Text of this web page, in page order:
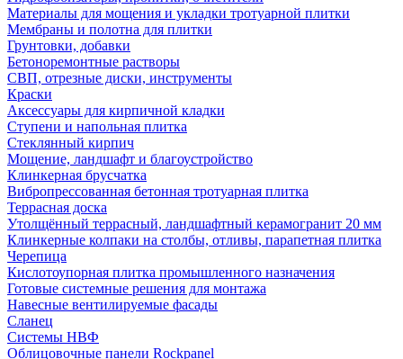
Материалы для мощения и укладки тротуарной плитки
Мембраны и полотна для плитки
Грунтовки, добавки
Бетоноремонтные растворы
СВП, отрезные диски, инструменты
Краски
Аксессуары для кирпичной кладки
Ступени и напольная плитка
Cтеклянный кирпич
Мощение, ландшафт и благоустройство
Клинкерная брусчатка
Вибропрессованная бетонная тротуарная плитка
Террасная доска
Утолщённый террасный, ландшафтный керамогранит 20 мм
Клинкерные колпаки на столбы, отливы, парапетная плитка
Черепица
Кислотоупорная плитка промышленного назначения
Готовые системные решения для монтажа
Навесные вентилируемые фасады
Сланец
Системы НВФ
Облицовочные панели Rockpanel